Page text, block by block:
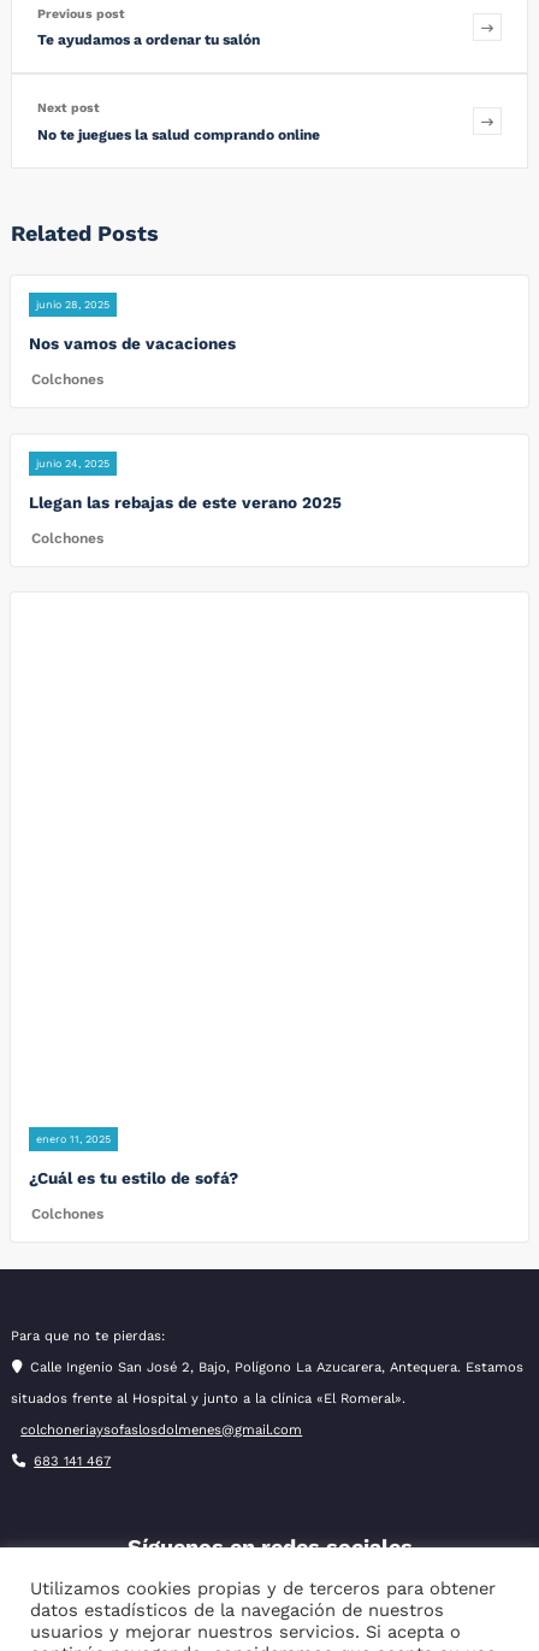
Previous post
Te ayudamos a ordenar tu salón
Next post
No te juegues la salud comprando online
Related Posts
junio 28, 2025
Nos vamos de vacaciones
Colchones
junio 24, 2025
Llegan las rebajas de este verano 2025
Colchones
enero 11, 2025
¿Cuál es tu estilo de sofá?
Colchones
Para que no te pierdas:
Calle Ingenio San José 2, Bajo, Polígono La Azucarera, Antequera. Estamos
situados frente al Hospital y junto a la clínica «El Romeral».
colchoneriaysofaslosdolmenes@gmail.com
683 141 467
Síguenos en redes sociales
Facebook Instagram
Utilizamos cookies propias y de terceros para obtener
datos estadísticos de la navegación de nuestros
usuarios y mejorar nuestros servicios. Si acepta o